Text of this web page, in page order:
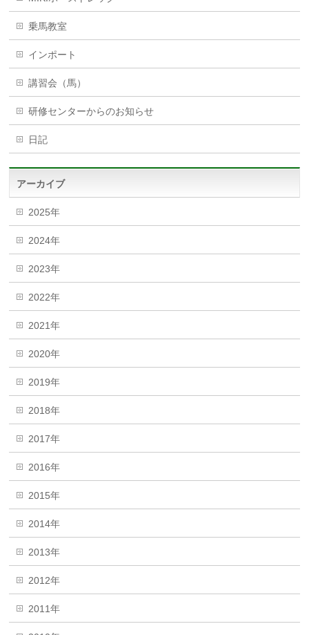
乗馬教室
インポート
講習会（馬）
研修センターからのお知らせ
日記
アーカイブ
2025年
2024年
2023年
2022年
2021年
2020年
2019年
2018年
2017年
2016年
2015年
2014年
2013年
2012年
2011年